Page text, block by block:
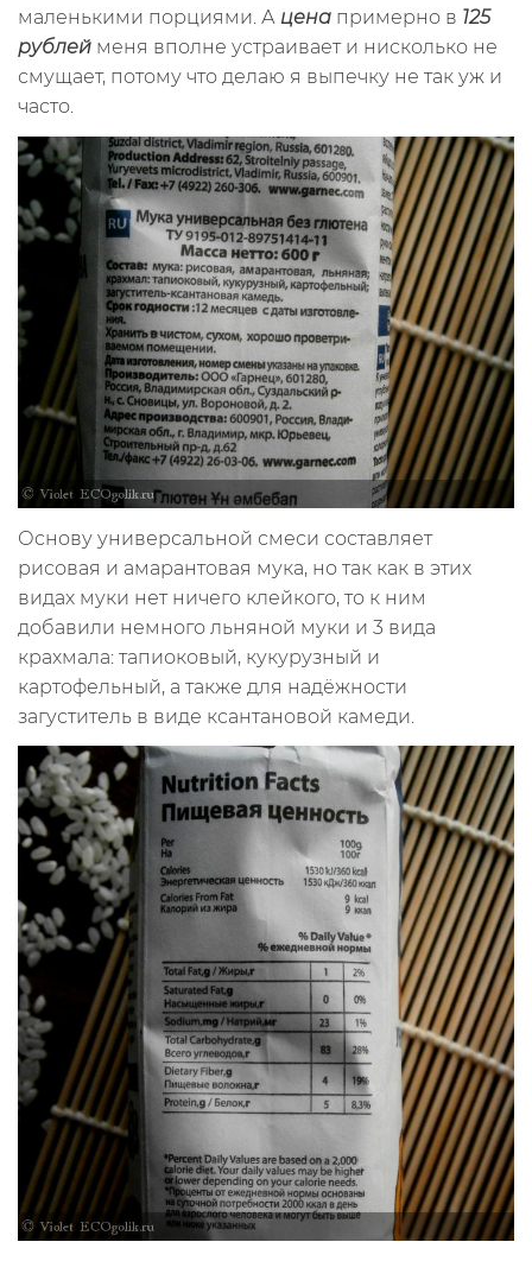
маленькими порциями. А цена примерно в 125
рублей меня вполне устраивает и нисколько не
смущает, потому что делаю я выпечку не так уж и
часто.
Основу универсальной смеси составляет
рисовая и амарантовая мука, но так как в этих
видах муки нет ничего клейкого, то к ним
добавили немного льняной муки и 3 вида
крахмала: тапиоковый, кукурузный и
картофельный, а также для надёжности
загуститель в виде ксантановой камеди.